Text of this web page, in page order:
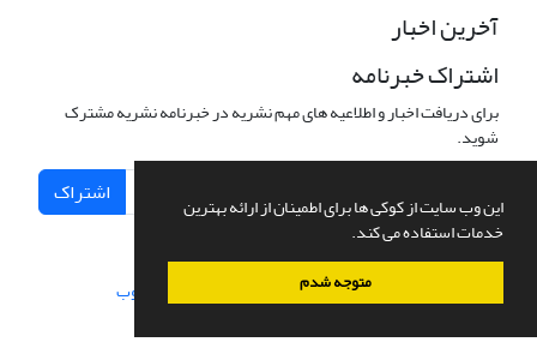
این وب سایت از کوکی ها برای اطمینان از ارائه بهترین
خدمات استفاده می کند.
متوجه شدم
آخرین اخبار
اشتراک خبرنامه
برای دریافت اخبار و اطلاعیه های مهم نشریه در خبرنامه نشریه مشترک
شوید.
اشتراک
سامانه مدیریت نشریات علمی.طراحی و پیاده سازی از سیناوب